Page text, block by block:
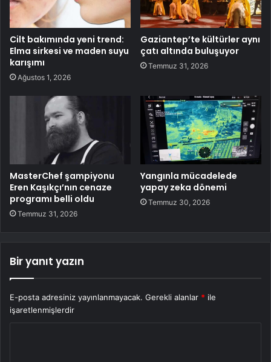
Cilt bakımında yeni trend:
Elma sirkesi ve maden suyu
karışımı
Ağustos 1, 2026
Gaziantep’te kültürler aynı
çatı altında buluşuyor
Temmuz 31, 2026
MasterChef şampiyonu
Eren Kaşıkçı’nın cenaze
programı belli oldu
Temmuz 31, 2026
Yangınla mücadelede
yapay zeka dönemi
Temmuz 30, 2026
Bir yanıt yazın
E-posta adresiniz yayınlanmayacak. Gerekli alanlar * ile
işaretlenmişlerdir